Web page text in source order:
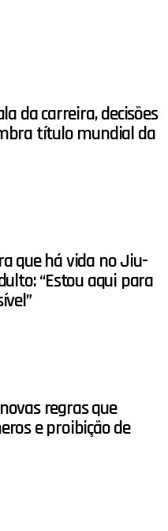
da carreira, decisões
título mundial da
que há vida no Jiu-
“Estou aqui para
regras que
e proibição de